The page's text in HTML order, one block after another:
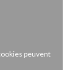
peuvent